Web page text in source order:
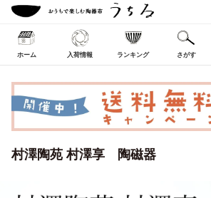
ホーム 入荷情報 ランキング さがす
村澤陶苑 村澤享 陶磁器